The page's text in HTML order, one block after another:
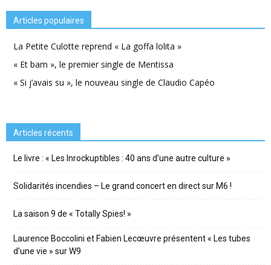
Articles populaires
La Petite Culotte reprend « La goffa lolita »
« Et bam », le premier single de Mentissa
« Si j’avais su », le nouveau single de Claudio Capéo
Articles récents
Le livre : « Les Inrockuptibles : 40 ans d’une autre culture »
Solidarités incendies – Le grand concert en direct sur M6 !
La saison 9 de « Totally Spies! »
Laurence Boccolini et Fabien Lecœuvre présentent « Les tubes
d’une vie » sur W9